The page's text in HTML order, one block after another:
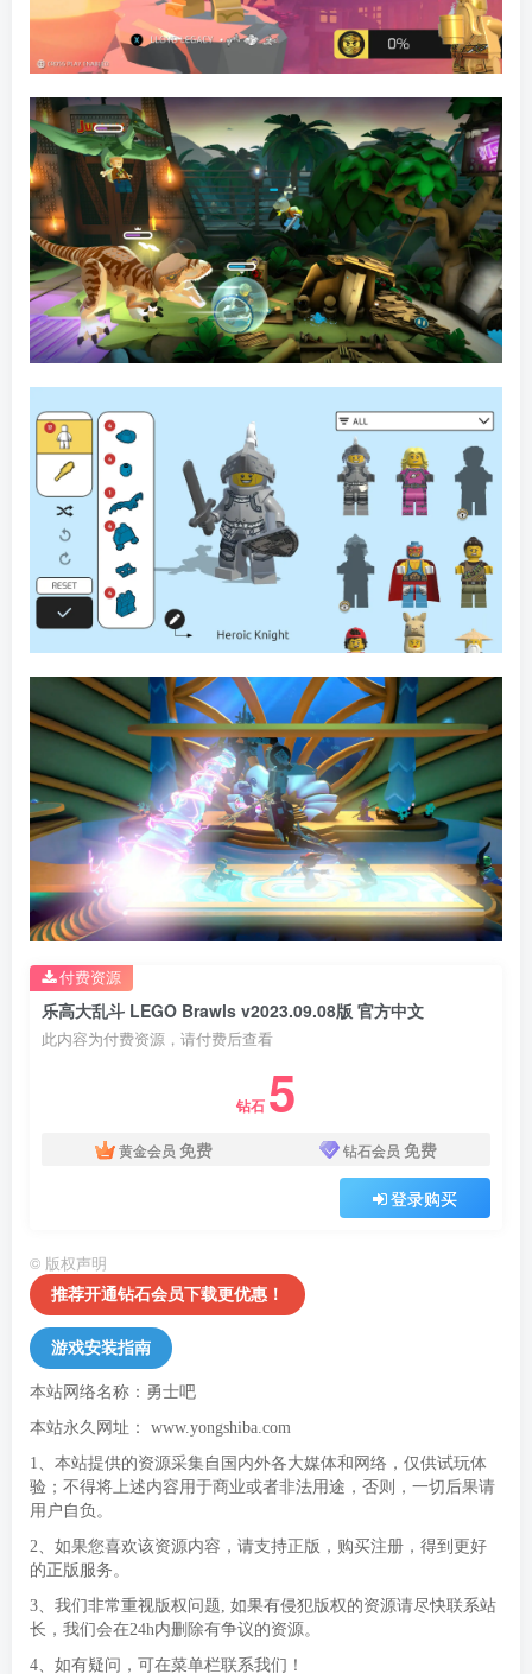
乐高大乱斗 LEGO Brawls v2023.09.08版 官方中文
此内容为付费资源，请付费后查看
钻石 5
黄金会员 免费 钻石会员 免费
登录购买
付费资源
© 版权声明
推荐开通钻石会员下载更优惠！
游戏安装指南
本站网络名称：勇士吧
本站永久网址： www.yongshiba.com
1、本站提供的资源采集自国内外各大媒体和网络，仅供试玩体
验；不得将上述内容用于商业或者非法用途，否则，一切后果请
用户自负。
2、如果您喜欢该资源内容，请支持正版，购买注册，得到更好
的正版服务。
3、我们非常重视版权问题, 如果有侵犯版权的资源请尽快联系站
长，我们会在24h内删除有争议的资源。
4、如有疑问，可在菜单栏联系我们！